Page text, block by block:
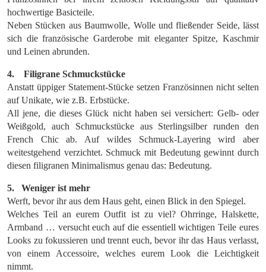
hochwertige Basicteile.
Neben Stücken aus Baumwolle, Wolle und fließender Seide, lässt
sich die französische Garderobe mit eleganter Spitze, Kaschmir
und Leinen abrunden.
4. Filigrane Schmuckstücke
Anstatt üppiger Statement-Stücke setzen Französinnen nicht selten
auf Unikate, wie z.B. Erbstücke.
All jene, die dieses Glück nicht haben sei versichert: Gelb- oder
Weißgold, auch Schmuckstücke aus Sterlingsilber runden den
French Chic ab. Auf wildes Schmuck-Layering wird aber
weitestgehend verzichtet. Schmuck mit Bedeutung gewinnt durch
diesen filigranen Minimalismus genau das: Bedeutung.
5. Weniger ist mehr
Werft, bevor ihr aus dem Haus geht, einen Blick in den Spiegel.
Welches Teil an eurem Outfit ist zu viel? Ohrringe, Halskette,
Armband … versucht euch auf die essentiell wichtigen Teile eures
Looks zu fokussieren und trennt euch, bevor ihr das Haus verlasst,
von einem Accessoire, welches eurem Look die Leichtigkeit
nimmt.